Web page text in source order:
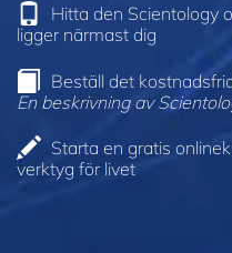
Hitta den Scientology
ligger närmast dig
Beställ det
En beskrivning av
Starta en gratis
verktyg för livet